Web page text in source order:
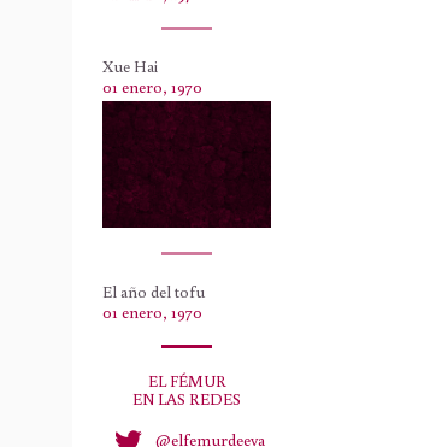
Xue Hai
01 enero, 1970
El año del tofu
01 enero, 1970
EL FÉMUR
EN LAS REDES
@elfemurdeeva